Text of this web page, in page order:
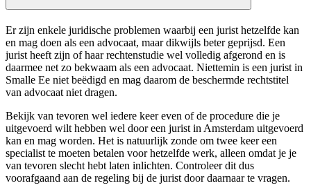
Er zijn enkele juridische problemen waarbij een jurist hetzelfde kan
en mag doen als een advocaat, maar dikwijls beter geprijsd. Een
jurist heeft zijn of haar rechtenstudie wel volledig afgerond en is
daarmee net zo bekwaam als een advocaat. Niettemin is een jurist in
Smalle Ee niet beëdigd en mag daarom de beschermde rechtstitel
van advocaat niet dragen.
Bekijk van tevoren wel iedere keer even of de procedure die je
uitgevoerd wilt hebben wel door een jurist in Amsterdam uitgevoerd
kan en mag worden. Het is natuurlijk zonde om twee keer een
specialist te moeten betalen voor hetzelfde werk, alleen omdat je je
van tevoren slecht hebt laten inlichten. Controleer dit dus
voorafgaand aan de regeling bij de jurist door daarnaar te vragen.